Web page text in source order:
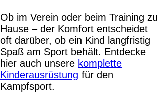
Ob im Verein oder beim Training zu
Hause – der Komfort entscheidet
oft darüber, ob ein Kind langfristig
Spaß am Sport behält. Entdecke
hier auch unsere komplette
Kinderausrüstung für den
Kampfsport.